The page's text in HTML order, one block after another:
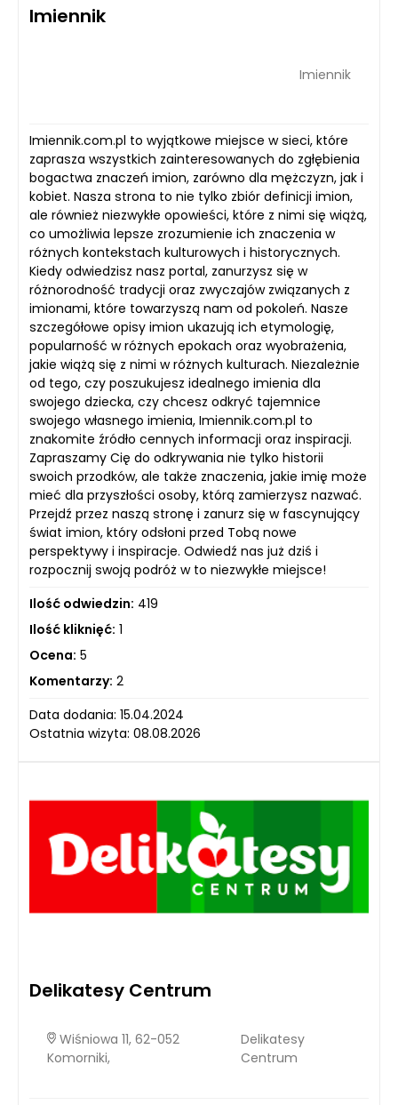
Imiennik
Imiennik
Imiennik.com.pl to wyjątkowe miejsce w sieci, które
zaprasza wszystkich zainteresowanych do zgłębienia
bogactwa znaczeń imion, zarówno dla mężczyzn, jak i
kobiet. Nasza strona to nie tylko zbiór definicji imion,
ale również niezwykłe opowieści, które z nimi się wiążą,
co umożliwia lepsze zrozumienie ich znaczenia w
różnych kontekstach kulturowych i historycznych.
Kiedy odwiedzisz nasz portal, zanurzysz się w
różnorodność tradycji oraz zwyczajów związanych z
imionami, które towarzyszą nam od pokoleń. Nasze
szczegółowe opisy imion ukazują ich etymologię,
popularność w różnych epokach oraz wyobrażenia,
jakie wiążą się z nimi w różnych kulturach. Niezależnie
od tego, czy poszukujesz idealnego imienia dla
swojego dziecka, czy chcesz odkryć tajemnice
swojego własnego imienia, Imiennik.com.pl to
znakomite źródło cennych informacji oraz inspiracji.
Zapraszamy Cię do odkrywania nie tylko historii
swoich przodków, ale także znaczenia, jakie imię może
mieć dla przyszłości osoby, którą zamierzysz nazwać.
Przejdź przez naszą stronę i zanurz się w fascynujący
świat imion, który odsłoni przed Tobą nowe
perspektywy i inspiracje. Odwiedź nas już dziś i
rozpocznij swoją podróż w to niezwykłe miejsce!
Ilość odwiedzin: 419
Ilość kliknięć: 1
Ocena: 5
Komentarzy: 2
Data dodania: 15.04.2024
Ostatnia wizyta: 08.08.2026
Delikatesy Centrum
Wiśniowa 11, 62-052
Komorniki,
Delikatesy
Centrum